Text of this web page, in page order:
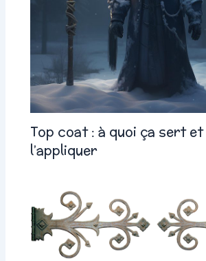
Top coat : à quoi ça sert et
l’appliquer